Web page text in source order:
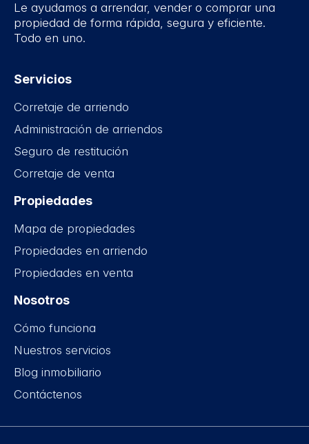
Le ayudamos a arrendar, vender o comprar una
propiedad de forma rápida, segura y eficiente.
Todo en uno.
Servicios
Corretaje de arriendo
Administración de arriendos
Seguro de restitución
Corretaje de venta
Propiedades
Mapa de propiedades
Propiedades en arriendo
Propiedades en venta
Nosotros
Cómo funciona
Nuestros servicios
Blog inmobiliario
Contáctenos